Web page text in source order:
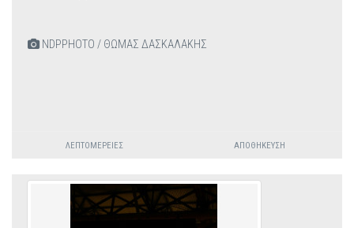
NDPPHOTO / ΘΩΜΑΣ ΔΑΣΚΑΛΑΚΗΣ
ΛΕΠΤΟΜΈΡΕΙΕΣ ΑΠΟΘΉΚΕΥΣΗ